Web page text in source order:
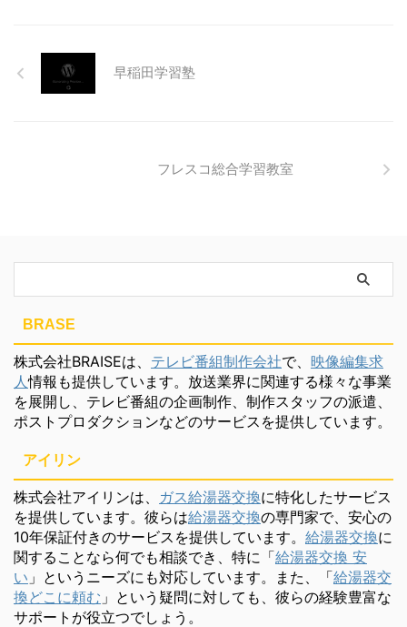
早稲田学習塾
フレスコ総合学習教室
BRASE
株式会社BRAISEは、 テレビ番組制作会社で、 映像編集求
人情報も提供しています。放送業界に関連する様々な事業
を展開し、テレビ番組の企画制作、制作スタッフの派遣、
ポストプロダクションなどのサービスを提供しています。
アイリン
株式会社アイリンは、 ガス給湯器交換に特化したサービス
を提供しています。彼らは給湯器交換の専門家で、安心の
10年保証付きのサービスを提供しています。 給湯器交換に
関することなら何でも相談でき、特に「給湯器交換 安
い 」というニーズにも対応しています。また、「給湯器交
換どこに頼む 」という疑問に対しても、彼らの経験豊富な
サポートが役立つでしょう。